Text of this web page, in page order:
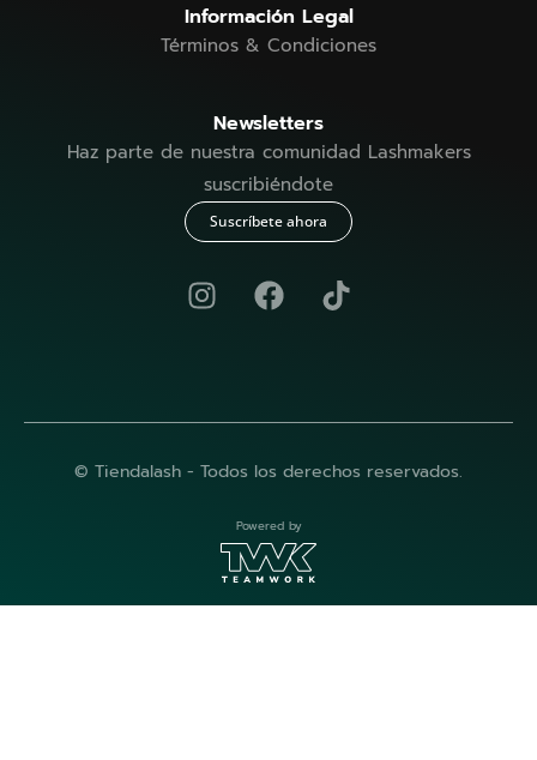
Información Legal
Términos & Condiciones
Newsletters
Haz parte de nuestra comunidad Lashmakers
suscribiéndote
Suscríbete ahora
© Tiendalash - Todos los derechos reservados.
Powered by